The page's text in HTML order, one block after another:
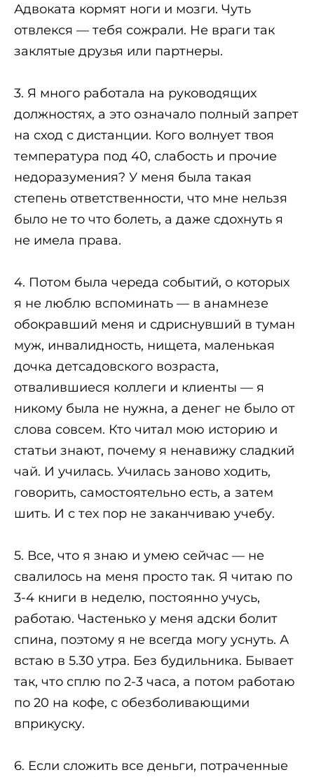
Адвоката кормят ноги и мозги. Чуть
отвлекся — тебя сожрали. Не враги так
заклятые друзья или партнеры.
3. Я много работала на руководящих
должностях, а это означало полный запрет
на сход с дистанции. Кого волнует твоя
температура под 40, слабость и прочие
недоразумения? У меня была такая
степень ответственности, что мне нельзя
было не то что болеть, а даже сдохнуть я
не имела права.
4. Потом была череда событий, о которых
я не люблю вспоминать — в анамнезе
обокравший меня и сдриснувший в туман
муж, инвалидность, нищета, маленькая
дочка детсадовского возраста,
отвалившиеся коллеги и клиенты — я
никому была не нужна, а денег не было от
слова совсем. Кто читал мою историю и
статьи знают, почему я ненавижу сладкий
чай. И училась. Училась заново ходить,
говорить, самостоятельно есть, а затем
шить. И с тех пор не заканчиваю учебу.
5. Все, что я знаю и умею сейчас — не
свалилось на меня просто так. Я читаю по
3-4 книги в неделю, постоянно учусь,
работаю. Частенько у меня адски болит
спина, поэтому я не всегда могу уснуть. А
встаю в 5.30 утра. Без будильника. Бывает
так, что сплю по 2-3 часа, а потом работаю
по 20 на кофе, с обезболивающими
вприкуску.
6. Если сложить все деньги, потраченные